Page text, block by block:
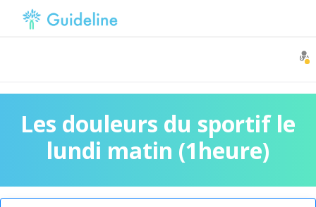
Les douleurs du sportif le
lundi matin (1heure)